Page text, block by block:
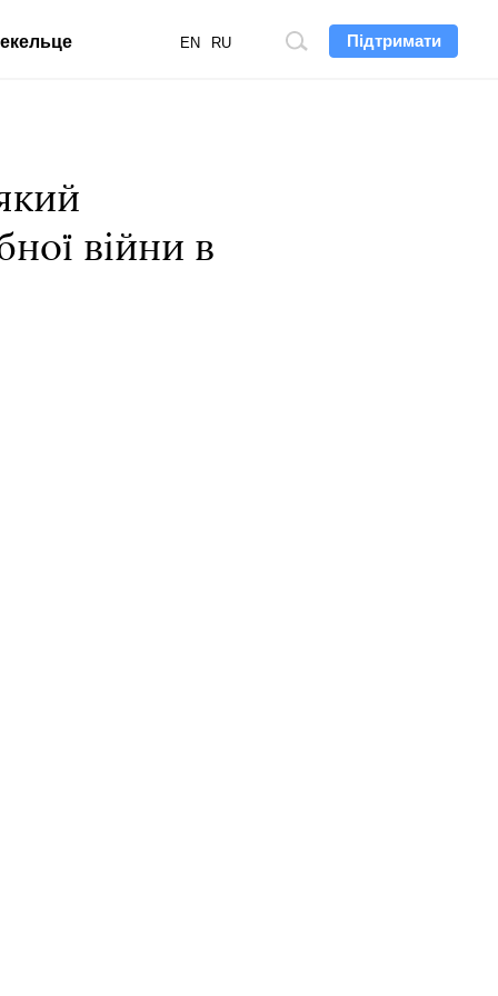
Підтримати
Пошук
EN RU
війни в